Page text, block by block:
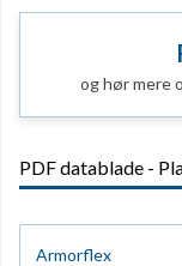
og hør mere
PDF datablade -
Armorflex